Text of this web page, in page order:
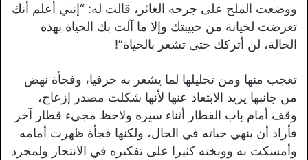
ووضعت الملح على جرحه الغائر، قالت له: “إنني أعلم أنك
تعرضت لخيانة من حبيبتك وإلا ما آلت بك الحياة بهذه
الحالة، لن أتركك حتى تشعر بالحياة”!
تعجب منها ومن تحليلها لما يشعر به حرفيا، وفجأة نهض
من جانبها يريد الابتعاد عنها لأنها شكلت مصدر إزعاج،
وقف أمام باب القطار أثناء سيره ولاحظ مجيء قطار آخر
فأراد أن ينهي حياته في الحال، ولكنها فجأة ظهرت أمامه
وأمسكت به ووبخته كثيرا على تفكيره في الانتحار ولمجرد